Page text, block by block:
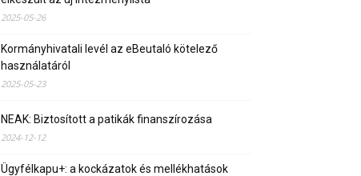
2025-05-26
Kormányhivatali levél az eBeutaló kötelező
használatáról
2025-05-23
NEAK: Biztosított a patikák finanszírozása
2024-12-12
Ügyfélkapu+: a kockázatok és mellékhatások